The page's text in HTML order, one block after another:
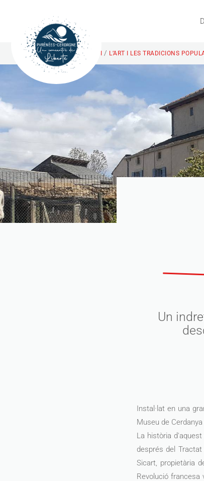
INICI / L’ART I LES TRADICIONS
Un
Instal·lat en una
Museu de
La història
després del
Sicart, propietària
Revolució francesa